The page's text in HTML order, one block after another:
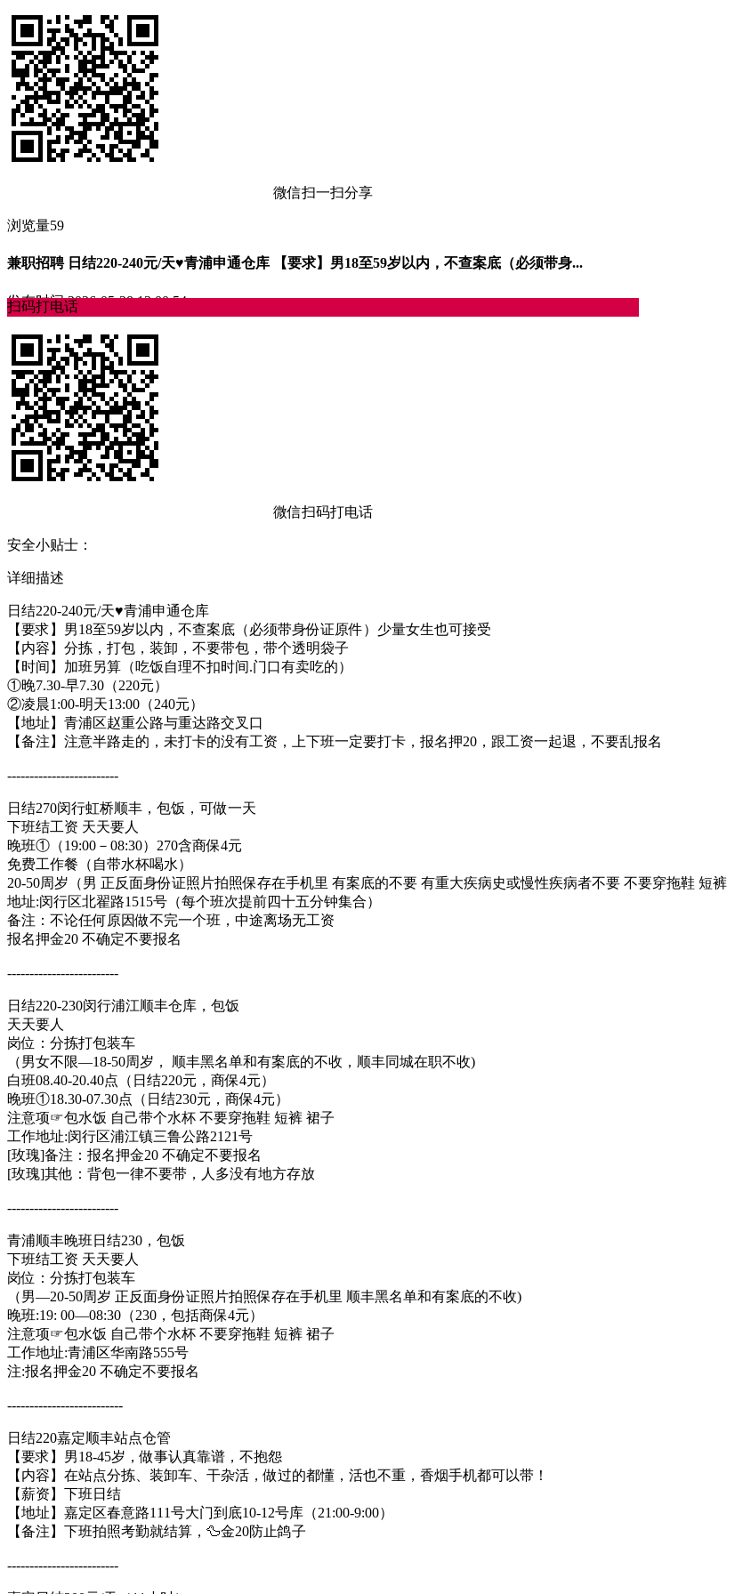
微信扫一扫分享
浏览量59
兼职招聘 ​​日结220-240元/天♥️青浦申通仓库 【要求】男18至59岁以内，不查案底（必须带身...
发布时间2026-05-28 13:00:54
扫码打电话
微信扫码打电话
安全小贴士：
详细描述
​​日结220-240元/天♥️青浦申通仓库
【要求】男18至59岁以内，不查案底（必须带身份证原件）少量女生也可接受
【内容】分拣，打包，装卸，不要带包，带个透明袋子
【时间】加班另算（吃饭自理不扣时间.门口有卖吃的）
①晚7.30-早7.30（220元）
②凌晨1:00-明天13:00（240元）
【地址】青浦区赵重公路与重达路交叉口
【备注】注意半路走的，未打卡的没有工资，上下班一定要打卡，报名押20，跟工资一起退，不要乱报名
​​​-------------------------
​​日结270闵行虹桥顺丰，包饭，可做一天
下班结工资 天天要人
晚班①（19:00－08:30）270含商保4元
免费工作餐（自带水杯喝水）
20-50周岁（男 正反面身份证照片拍照保存在手机里 有案底的不要 有重大疾病史或慢性疾病者不要 不要穿拖鞋 短裤
地址:闵行区北翟路1515号（每个班次提前四十五分钟集合）
备注：不论任何原因做不完一个班，中途离场无工资
报名押金20 不确定不要报名
​​​-------------------------
日结220-230闵行浦江顺丰仓库，包饭
天天要人
岗位：分拣打包装车
（男女不限—18-50周岁， 顺丰黑名单和有案底的不收，顺丰同城在职不收)
白班08.40-20.40点（日结220元，商保4元）
晚班①18.30-07.30点（日结230元，商保4元）
注意项☞包水饭 自己带个水杯 不要穿拖鞋 短裤 裙子
工作地址:闵行区浦江镇三鲁公路2121号
[玫瑰]备注：报名押金20 不确定不要报名
[玫瑰]其他：背包一律不要带，人多没有地方存放
​​-------------------------
青浦顺丰晚班日结230，包饭
下班结工资 天天要人
岗位：分拣打包装车
（男—20-50周岁 正反面身份证照片拍照保存在手机里 顺丰黑名单和有案底的不收)
晚班:19: 00—08:30（230，包括商保4元）
注意项☞包水饭 自己带个水杯 不要穿拖鞋 短裤 裙子
工作地址:青浦区华南路555号
注:报名押金20 不确定不要报名
​​​​​​​​​​​​​​--------------------------
日结220嘉定顺丰站点仓管
【要求】男18-45岁，做事认真靠谱，不抱怨
【内容】在站点分拣、装卸车、干杂活，做过的都懂，活也不重，香烟手机都可以带！
【薪资】下班日结
【地址】嘉定区春意路111号大门到底10-12号库（21:00-9:00）
【备注】下班拍照考勤就结算，🦆金20防止鸽子
​​​-------------------------